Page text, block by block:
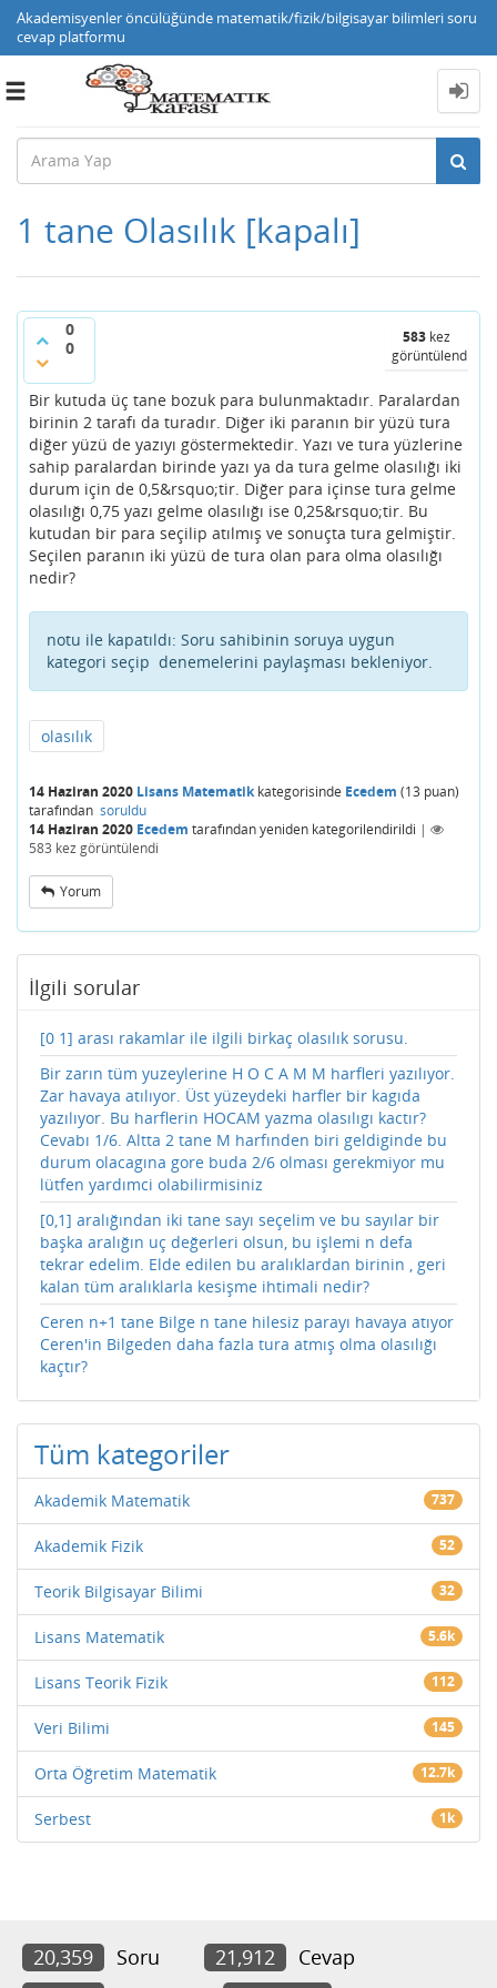
Akademisyenler öncülüğünde matematik/fizik/bilgisayar bilimleri soru
cevap platformu
Toggle
1 tane Olasılık [kapalı]
0
0
583 kez
görüntülendi
Bir kutuda üç tane bozuk para bulunmaktadır. Paralardan
birinin 2 tarafı da turadır. Diğer iki paranın bir yüzü tura
diğer yüzü de yazıyı göstermektedir. Yazı ve tura yüzlerine
sahip paralardan birinde yazı ya da tura gelme olasılığı iki
durum için de 0,5&rsquo;tir. Diğer para içinse tura gelme
olasılığı 0,75 yazı gelme olasılığı ise 0,25&rsquo;tir. Bu
kutudan bir para seçilip atılmış ve sonuçta tura gelmiştir.
Seçilen paranın iki yüzü de tura olan para olma olasılığı
nedir?
notu ile kapatıldı: Soru sahibinin soruya uygun
kategori seçip denemelerini paylaşması bekleniyor.
olasılık
14 Haziran 2020 Lisans Matematikkategorisinde Ecedem (13 puan)
tarafından soruldu
14 Haziran 2020 Ecedem tarafındanyeniden kategorilendirildi |
583 kez görüntülendi
Yorum
İlgili sorular
[0 1] arası rakamlar ile ilgili birkaç olasılık sorusu.
Bir zarın tüm yuzeylerine H O C A M M harfleri yazılıyor.
Zar havaya atılıyor. Üst yüzeydeki harfler bir kagıda
yazılıyor. Bu harflerin HOCAM yazma olasılıgı kactır?
Cevabı 1/6. Altta 2 tane M harfınden biri geldiginde bu
durum olacagına gore buda 2/6 olması gerekmiyor mu
lütfen yardımci olabilirmisiniz
[0,1] aralığından iki tane sayı seçelim ve bu sayılar bir
başka aralığın uç değerleri olsun, bu işlemi n defa
tekrar edelim. Elde edilen bu aralıklardan birinin , geri
kalan tüm aralıklarla kesişme ihtimali nedir?
Ceren n+1 tane Bilge n tane hilesiz parayı havaya atıyor
Ceren'in Bilgeden daha fazla tura atmış olma olasılığı
kaçtır?
Tüm kategoriler
Akademik Matematik 737
Akademik Fizik 52
Teorik Bilgisayar Bilimi 32
Lisans Matematik 5.6k
Lisans Teorik Fizik 112
Veri Bilimi 145
Orta Öğretim Matematik 12.7k
Serbest 1k
20,359 Soru 21,912
Cevap